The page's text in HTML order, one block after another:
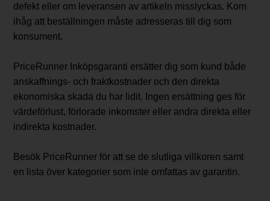
defekt eller om leveransen av artikeln misslyckas. Kom
ihåg att beställningen måste adresseras till dig som
konsument.
PriceRunner Inköpsgaranti ersätter dig som kund både
anskaffnings- och fraktkostnader och den direkta
ekonomiska skada du har lidit. Ingen ersättning ges för
värdeförlust, förlorade inkomster eller andra direkta eller
indirekta kostnader.
Besök PriceRunner för att se de slutliga villkoren samt
en lista över kategorier som inte omfattas av garantin.